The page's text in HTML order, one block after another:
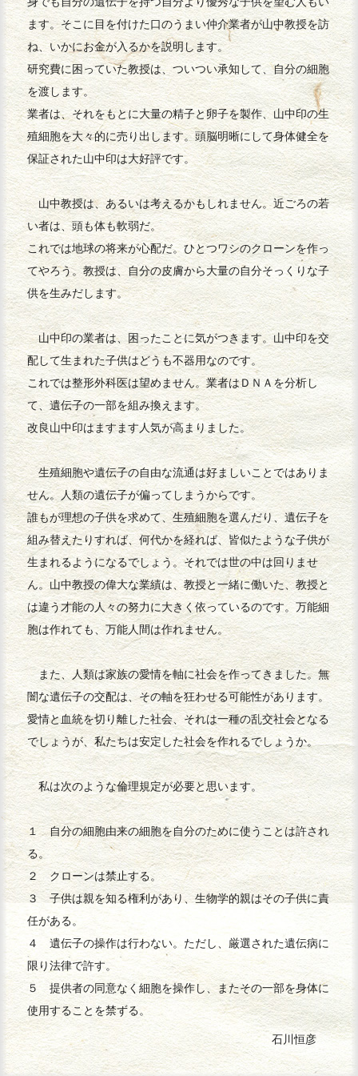
ます。そこに目を付けた口のうまい仲介業者が山中教授を訪
ね、いかにお金が入るかを説明します。
研究費に困っていた教授は、ついつい承知して、自分の細胞
を渡します。
業者は、それをもとに大量の精子と卵子を製作、山中印の生
殖細胞を大々的に売り出します。頭脳明晰にして身体健全を
保証された山中印は大好評です。
山中教授は、あるいは考えるかもしれません。近ごろの若
い者は、頭も体も軟弱だ。
これでは地球の将来が心配だ。ひとつワシのクローンを作っ
てやろう。教授は、自分の皮膚から大量の自分そっくりな子
供を生みだします。
山中印の業者は、困ったことに気がつきます。山中印を交
配して生まれた子供はどうも不器用なのです。
これでは整形外科医は望めません。業者はＤＮＡを分析し
て、遺伝子の一部を組み換えます。
改良山中印はますます人気が高まりました。
生殖細胞や遺伝子の自由な流通は好ましいことではありま
せん。人類の遺伝子が偏ってしまうからです。
誰もが理想の子供を求めて、生殖細胞を選んだり、遺伝子を
組み替えたりすれば、何代かを経れば、皆似たような子供が
生まれるようになるでしょう。それでは世の中は回りませ
ん。山中教授の偉大な業績は、教授と一緒に働いた、教授と
は違う才能の人々の努力に大きく依っているのです。万能細
胞は作れても、万能人間は作れません。
また、人類は家族の愛情を軸に社会を作ってきました。無
闇な遺伝子の交配は、その軸を狂わせる可能性があります。
愛情と血統を切り離した社会、それは一種の乱交社会となる
でしょうが、私たちは安定した社会を作れるでしょうか。
私は次のような倫理規定が必要と思います。
１ 自分の細胞由来の細胞を自分のために使うことは許され
る。
２ クローンは禁止する。
３ 子供は親を知る権利があり、生物学的親はその子供に責
任がある。
４ 遺伝子の操作は行わない。ただし、厳選された遺伝病に
限り法律で許す。
５ 提供者の同意なく細胞を操作し、またその一部を身体に
使用することを禁ずる。
石川恒彦